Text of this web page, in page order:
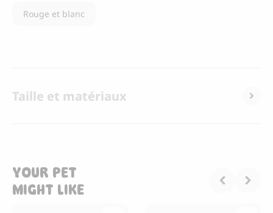
Rouge et blanc
Taille et matériaux
YOUR PET
MIGHT LIKE